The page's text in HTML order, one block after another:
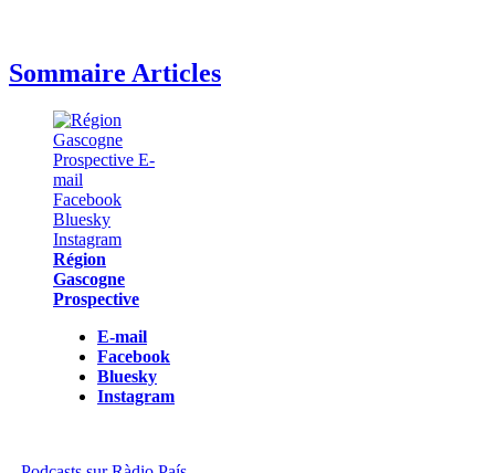
Sommaire Articles
Région
Gascogne
Prospective
E-mail
Facebook
Bluesky
Instagram